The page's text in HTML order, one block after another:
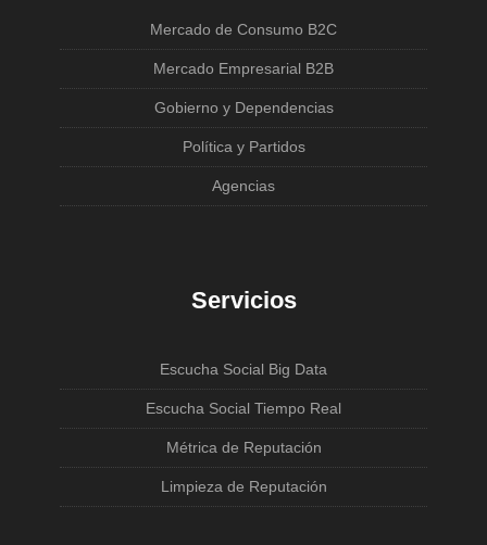
Mercado de Consumo B2C
Mercado Empresarial B2B
Gobierno y Dependencias
Política y Partidos
Agencias
Servicios
Escucha Social Big Data
Escucha Social Tiempo Real
Métrica de Reputación
Limpieza de Reputación